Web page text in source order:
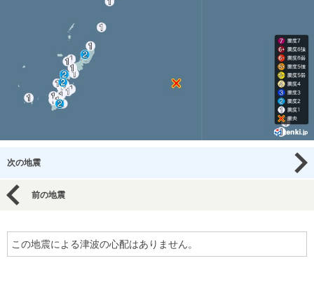
次の地震
前の地震
この地震による津波の心配はありません。